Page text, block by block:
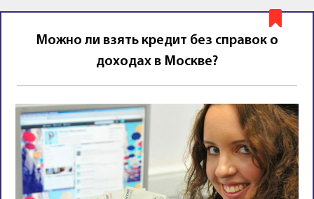
Можно ли взять кредит без справок о
доходах в Москве?